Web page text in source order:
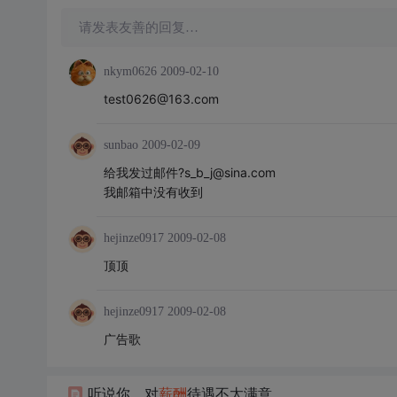
请发表友善的回复…
nkym0626 2009-02-10
test0626@163.com
sunbao 2009-02-09
给我发过邮件?s_b_j@sina.com
我邮箱中没有收到
hejinze0917 2009-02-08
顶顶
hejinze0917 2009-02-08
广告歌
听说你，对薪酬待遇不太满意。。。